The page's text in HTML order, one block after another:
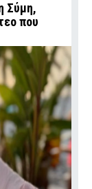
Σύμη,
που